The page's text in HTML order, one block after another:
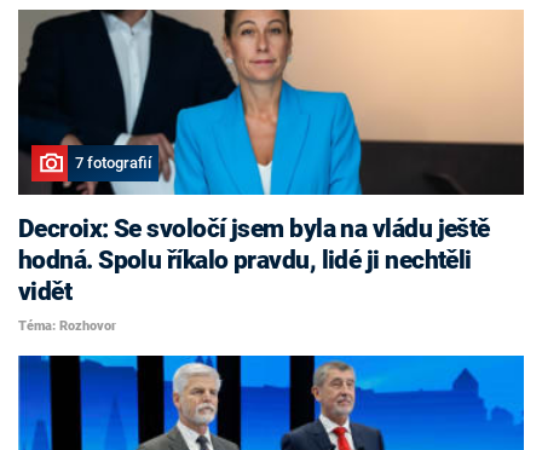
7 fotografií
Decroix: Se svoločí jsem byla na vládu ještě
hodná. Spolu říkalo pravdu, lidé ji nechtěli
vidět
Téma: Rozhovor